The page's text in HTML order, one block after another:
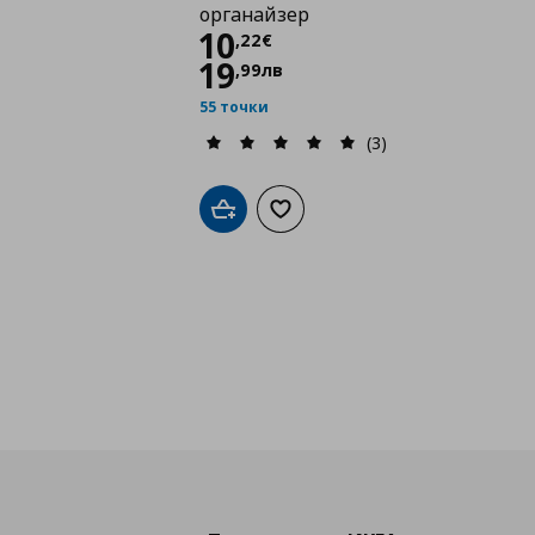
органайзер
10,22€
Цена
19,99лв
55 точки
(3)
Добави в кошницата
Добави към списъка с любими